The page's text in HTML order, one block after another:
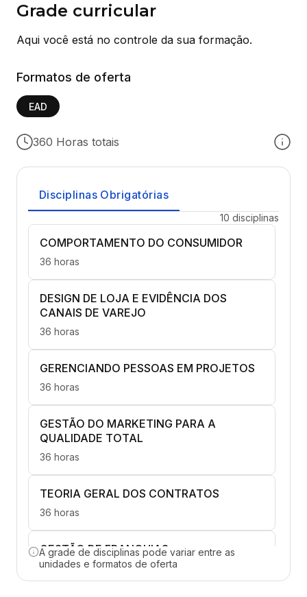
Grade curricular
Aqui você está no controle da sua formação.
Formatos de oferta
EAD
360 Horas totais
Disciplinas Obrigatórias
10 disciplinas
COMPORTAMENTO DO CONSUMIDOR
36 horas
DESIGN DE LOJA E EVIDÊNCIA DOS
CANAIS DE VAREJO
36 horas
GERENCIANDO PESSOAS EM PROJETOS
36 horas
GESTÃO DO MARKETING PARA A
QUALIDADE TOTAL
36 horas
TEORIA GERAL DOS CONTRATOS
36 horas
GESTÃO DE FRANQUIAS
36 horas
A grade de disciplinas pode variar entre as
unidades e formatos de oferta